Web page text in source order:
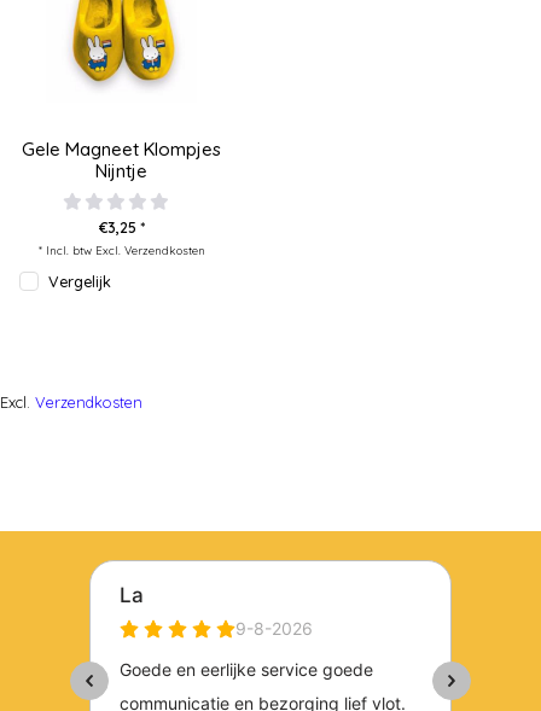
Gele Magneet Klompjes
Nijntje
€3,25 *
* Incl. btw Excl. Verzendkosten
Vergelijk
Excl. Verzendkosten